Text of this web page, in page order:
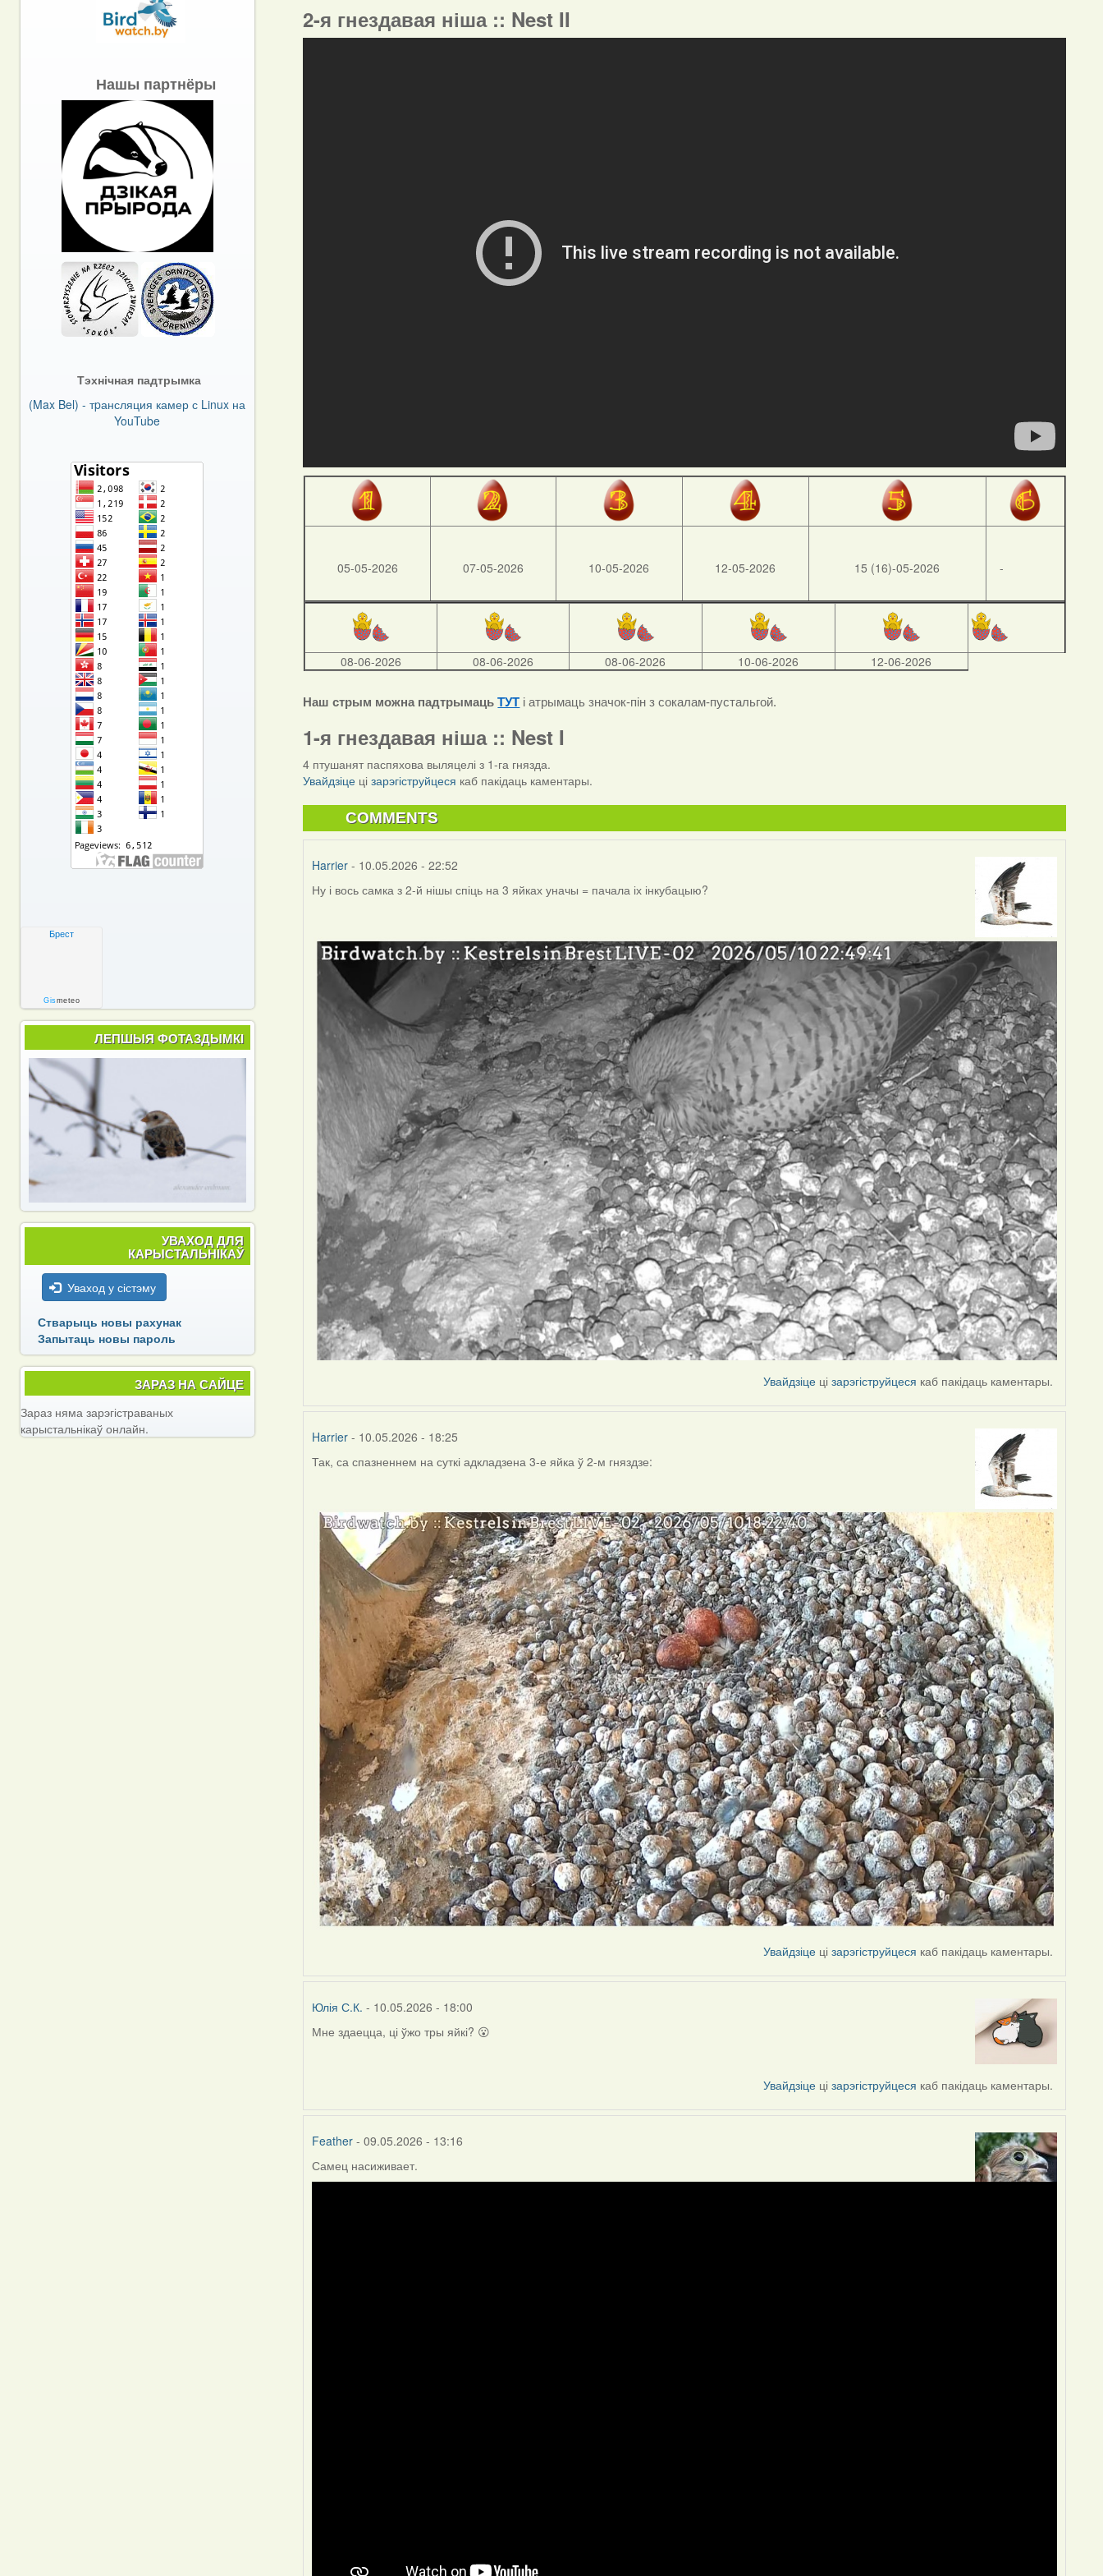
2-я гнездавая ніша :: Nest II
05-05-2026 07-05-2026 10-05-2026 12-05-2026 15 (16)-05-2026 -
08-06-2026 08-06-2026 08-06-2026 10-06-2026 12-06-2026
Наш стрым можна падтрымацьТУТ і атрымаць значок-пін з сокалам-пустальгой.
1-я гнездавая ніша :: Nest I
4 птушанят паспяхова выляцелі з 1-га гнязда.
Увайдзіце цізарэгіструйцеся каб пакідаць каментары.
COMMENTS
Harrier - 10.05.2026 - 22:52
Ну і вось самка з 2-й нішы спіць на 3 яйках уначы = пачала іх інкубацыю?
Увайдзіце цізарэгіструйцеся каб пакідаць каментары.
Harrier - 10.05.2026 - 18:25
Так, са спазненнем на суткі адкладзена 3-е яйка ў 2-м гняздзе:
Увайдзіце цізарэгіструйцеся каб пакідаць каментары.
Юлія С.К. - 10.05.2026 - 18:00
Мне здаецца, ці ўжо тры яйкі? 😮
Увайдзіце цізарэгіструйцеся каб пакідаць каментары.
Feather - 09.05.2026 - 13:16
Самец насиживает.
Нашы партнёры
Тэхнічная падтрымка
(Max Bel) - тpансляция камер с Linux на
YouTube
Брест
Gismeteo
ЛЕПШЫЯ ФОТАЗДЫМКІ
УВАХОД ДЛЯ
КАРЫСТАЛЬНІКАЎ
Уваход у сістэму
Стварыць новы рахунак
Запытаць новы пароль
ЗАРАЗ НА САЙЦЕ
Зараз няма зарэгістраваных
карыстальнікаў онлайн.